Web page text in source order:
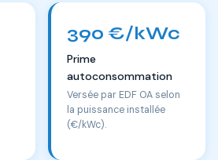
390 €/kWc
Prime
autoconsommation
Versée par EDF OA selon
la puissance installée
(€/kWc).